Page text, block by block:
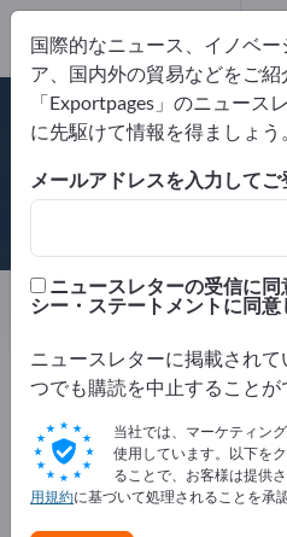
サプライヤー
国際的なニュース、イノベ
ア、国内外の貿易などをご
「Exportpages」のニュース
に先駆けて情報を得ましょう
メールアドレスを入力してご
ニュースレターの受信に
シー・ステートメントに同意
ニュースレターに掲載され
つでも購読を中止することが
当社では、マーケティン
使用しています。以下を
ることで、お客様は提供
用規約に基づいて処理されることを承